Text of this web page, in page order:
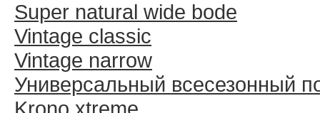
Super natural wide bode
Vintage classic
Vintage narrow
Универсальный всесезонный